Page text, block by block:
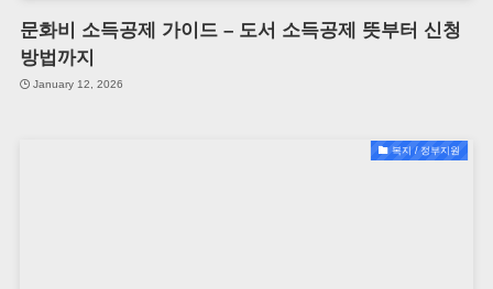
문화비 소득공제 가이드 – 도서 소득공제 뜻부터 신청
방법까지
January 12, 2026
복지 / 정부지원